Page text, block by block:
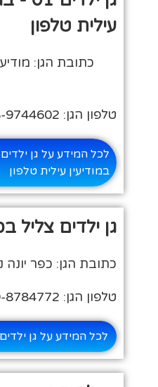
עילית טלפון
כתובת הגן:
טלפון הגן: 08-9744602
במודיעין עילית טלפון
גן ילדים צליל
כתובת הגן: כפר יונה
טלפון הגן: 09-8784772
לכל המידע על גן ילדים